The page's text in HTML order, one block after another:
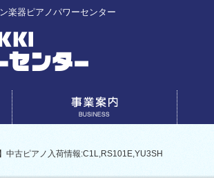
楽器ピアノパワーセンター
中古ピアノ入荷情報:C1L,RS101E,YU3SH